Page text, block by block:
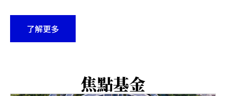
了解更多
焦點基金